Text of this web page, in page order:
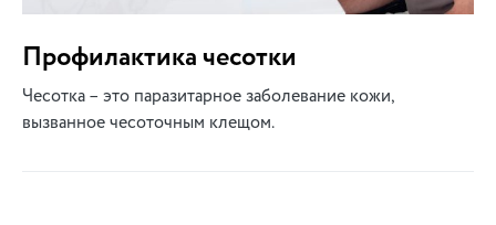
Профилактика чесотки
Чесотка – это паразитарное заболевание кожи,
вызванное чесоточным клещом.